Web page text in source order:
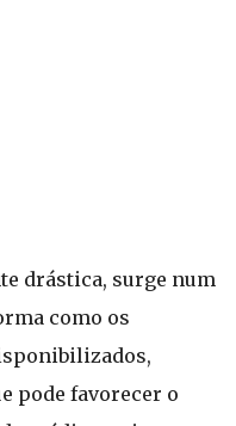
drástica, surge num
como os
pode favorecer o